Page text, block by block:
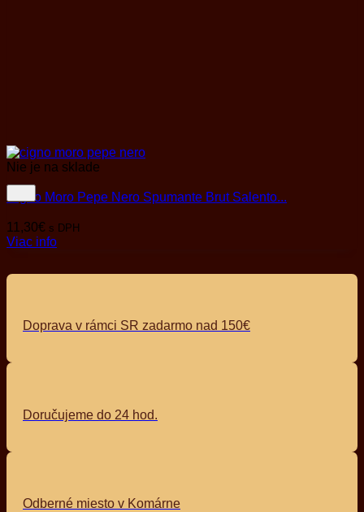
Nie je na sklade
Cigno Moro Pepe Nero Spumante Brut Salento...
11,30€ s DPH
Viac info
Doprava v rámci SR zadarmo nad 150€
Doručujeme do 24 hod.
Odberné miesto v Komárne